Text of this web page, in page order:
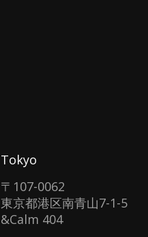
Tokyo
〒107-0062
東京都港区南青山7-1-5
&Calm 404